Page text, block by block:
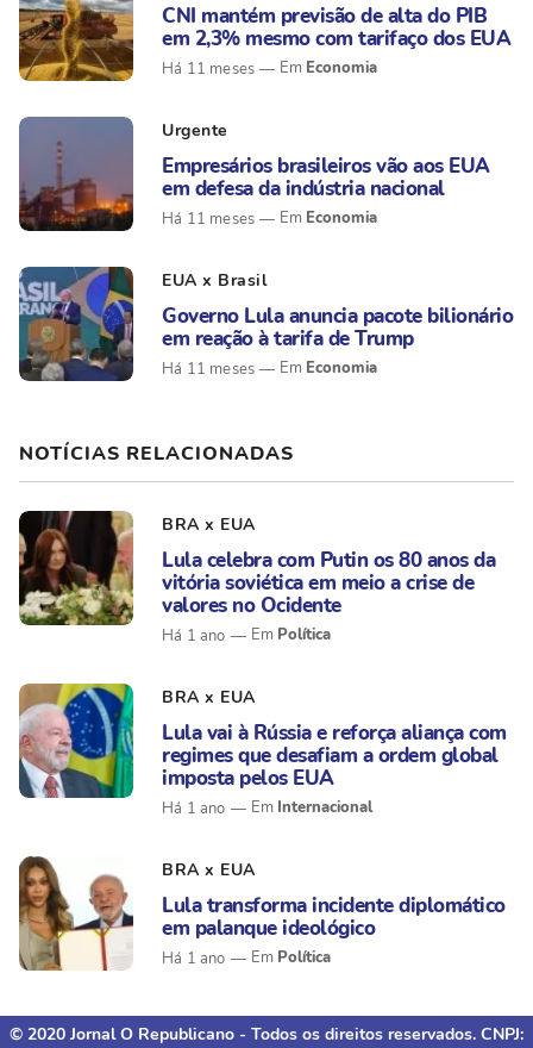
CNI mantém previsão de alta do PIB
em 2,3% mesmo com tarifaço dos EUA
Há 11 meses Economia
Urgente
Empresários brasileiros vão aos EUA
em defesa da indústria nacional
Há 11 meses Economia
EUA x Brasil
Governo Lula anuncia pacote bilionário
em reação à tarifa de Trump
Há 11 meses Economia
NOTÍCIAS RELACIONADAS
BRA x EUA
Lula celebra com Putin os 80 anos da
vitória soviética em meio a crise de
valores no Ocidente
Há 1 ano Política
BRA x EUA
Lula vai à Rússia e reforça aliança com
regimes que desafiam a ordem global
imposta pelos EUA
Há 1 ano Internacional
BRA x EUA
Lula transforma incidente diplomático
em palanque ideológico
Há 1 ano Política
© 2020 Jornal O Republicano - Todos os direitos reservados. CNPJ: